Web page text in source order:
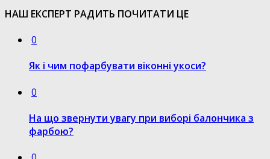
НАШ ЕКСПЕРТ РАДИТЬ ПОЧИТАТИ ЦЕ
0
Як і чим пофарбувати віконні укоси?
0
На що звернути увагу при виборі балончика з
фарбою?